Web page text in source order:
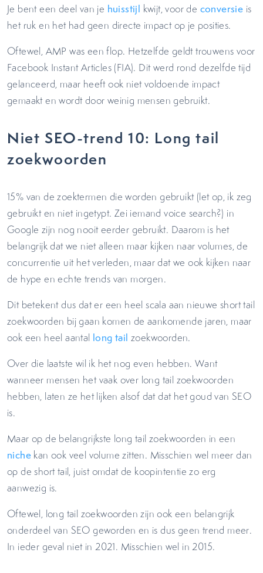
Je bent een deel van je huisstijl kwijt, voor de conversie is
het ruk en het had geen directe impact op je posities.
Oftewel, AMP was een flop. Hetzelfde geldt trouwens voor
Facebook Instant Articles (FIA). Dit werd rond dezelfde tijd
gelanceerd, maar heeft ook niet voldoende impact
gemaakt en wordt door weinig mensen gebruikt.
Niet SEO-trend 10: Long tail
zoekwoorden
15% van de zoektermen die worden gebruikt (let op, ik zeg
gebruikt en niet ingetypt. Zei iemand voice search?) in
Google zijn nog nooit eerder gebruikt. Daarom is het
belangrijk dat we niet alleen maar kijken naar volumes, de
concurrentie uit het verleden, maar dat we ook kijken naar
de hype en echte trends van morgen.
Dit betekent dus dat er een heel scala aan nieuwe short tail
zoekwoorden bij gaan komen de aankomende jaren, maar
ook een heel aantal long tail zoekwoorden.
Over die laatste wil ik het nog even hebben. Want
wanneer mensen het vaak over long tail zoekwoorden
hebben, laten ze het lijken alsof dat dat het goud van SEO
is.
Maar op de belangrijkste long tail zoekwoorden in een
niche kan ook veel volume zitten. Misschien wel meer dan
op de short tail, juist omdat de koopintentie zo erg
aanwezig is.
Oftewel, long tail zoekwoorden zijn ook een belangrijk
onderdeel van SEO geworden en is dus geen trend meer.
In ieder geval niet in 2021. Misschien wel in 2015.